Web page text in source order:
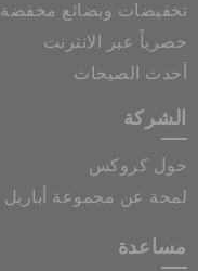
تخفيضات وبضائع مخفضة
حصرياً عبر الانترنت
أحدث الصيحات
الشركة
حول كروكس
لمحة عن مجموعة أباريل
مساعدة